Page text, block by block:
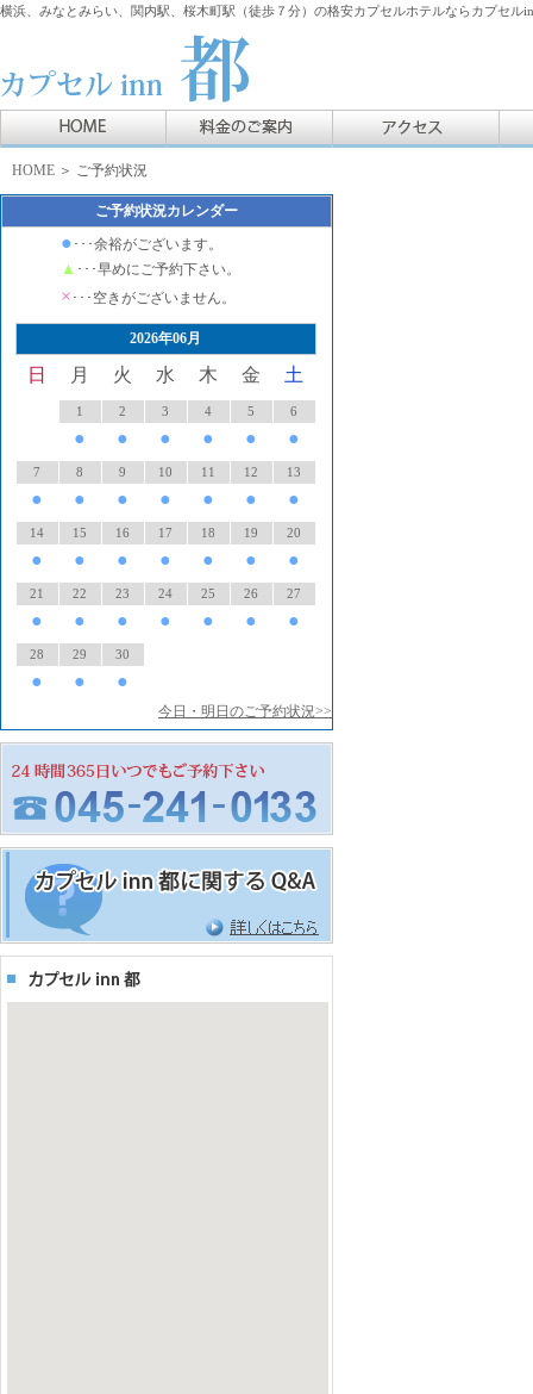
横浜、みなとみらい、関内駅、桜木町駅（徒歩７分）の格安カプセルホテルならカプセル
HOME ＞ ご予約状況
ご予約状況カレンダー
● ･･･余裕がございます。
▲ ･･･早めにご予約下さい。
× ･･･空きがございません。
2026年06月
日 月 火 水 木 金 土
1
●
2
●
3
●
4
●
5
●
6
●
7
●
8
●
9
●
10
●
11
●
12
●
13
●
14
●
15
●
16
●
17
●
18
●
19
●
20
●
21
●
22
●
23
●
24
●
25
●
26
●
27
●
28
●
29
●
30
●
今日・明日のご予約状況>>